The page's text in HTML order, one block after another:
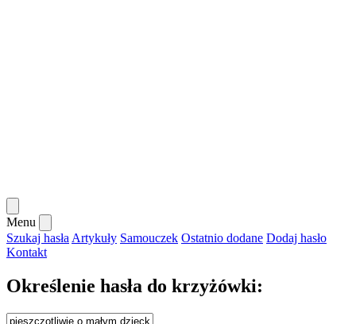
Menu
Szukaj hasła Artykuły Samouczek Ostatnio dodane Dodaj hasło
Kontakt
Określenie hasła do krzyżówki: